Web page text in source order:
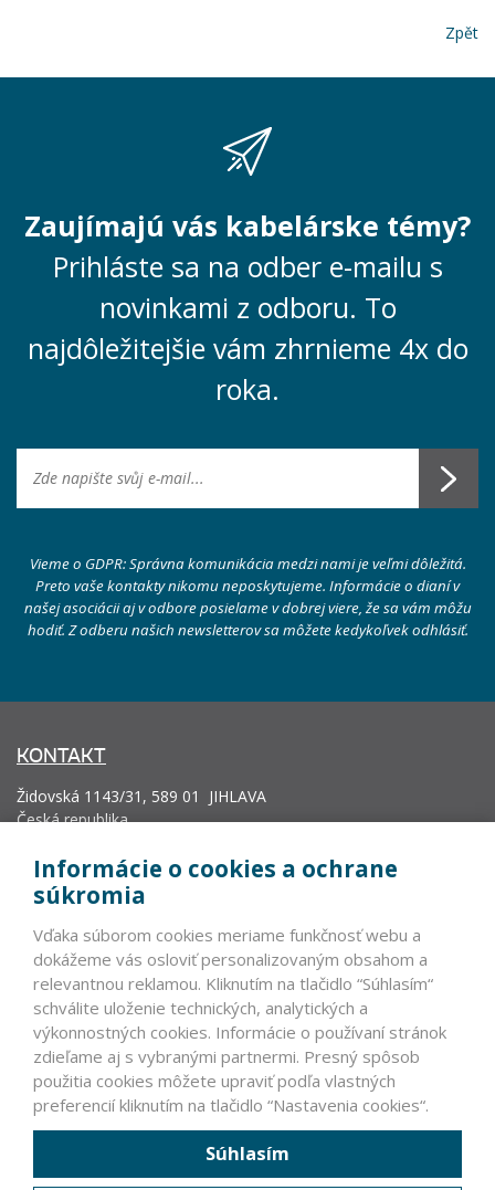
Zpět
Zaujímajú vás kabelárske témy?
Prihláste sa na odber e-mailu s
novinkami z odboru. To
najdôležitejšie vám zhrnieme 4x do
roka.
Vieme o GDPR: Správna komunikácia medzi nami je veľmi dôležitá.
Preto vaše kontakty nikomu neposkytujeme. Informácie o dianí v
našej asociácii aj v odbore posielame v dobrej viere, že sa vám môžu
hodiť. Z odberu našich newsletterov sa môžete kedykoľvek odhlásiť.
KONTAKT
Židovská 1143/31, 589 01 JIHLAVA
Česká republika
+420 602 271 633
Krajský soud v Brně, oddíl L, vložka 19552.
PARTNERI
VLÁDNE INŠTITÚCIE ČR A SR >
NEVLÁDNE INŠTITÚCIE
ZAHRANIČNÍ PARTNERI
Informácie o cookies a ochrane
súkromia
Vďaka súborom cookies meriame funkčnosť webu a
dokážeme vás osloviť personalizovaným obsahom a
relevantnou reklamou. Kliknutím na tlačidlo “Súhlasím“
schválite uloženie technických, analytických a
výkonnostných cookies. Informácie o používaní stránok
zdieľame aj s vybranými partnermi. Presný spôsob
použitia cookies môžete upraviť podľa vlastných
preferencií kliknutím na tlačidlo “Nastavenia cookies“.
Súhlasím